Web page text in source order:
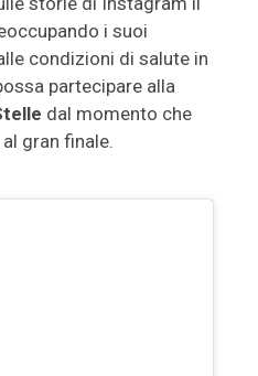
i suoi
condizioni di salute in
partecipare alla
dal momento che
gran finale.